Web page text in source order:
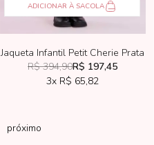
ADICIONAR À SACOLA
Jaqueta Infantil Petit Cherie Prata
R$ 394,90R$ 197,45
3x R$ 65,82